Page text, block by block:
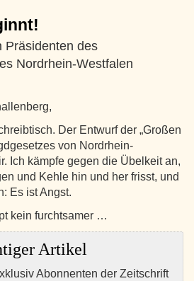
Präsidenten des
Nordrhein-Westfalen
Der Entwurf der „Großen
von Nordrhein-
Ich kämpfe gegen die Übelkeit an,
und Kehle hin und her frisst, und
Es ist Angst.
kein furchtsamer …
Artikel
Abonnenten der Zeitschrift